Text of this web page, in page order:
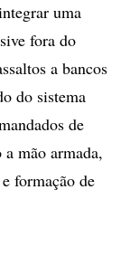
uma
fora do
a bancos
do sistema
de
mão armada,
formação de